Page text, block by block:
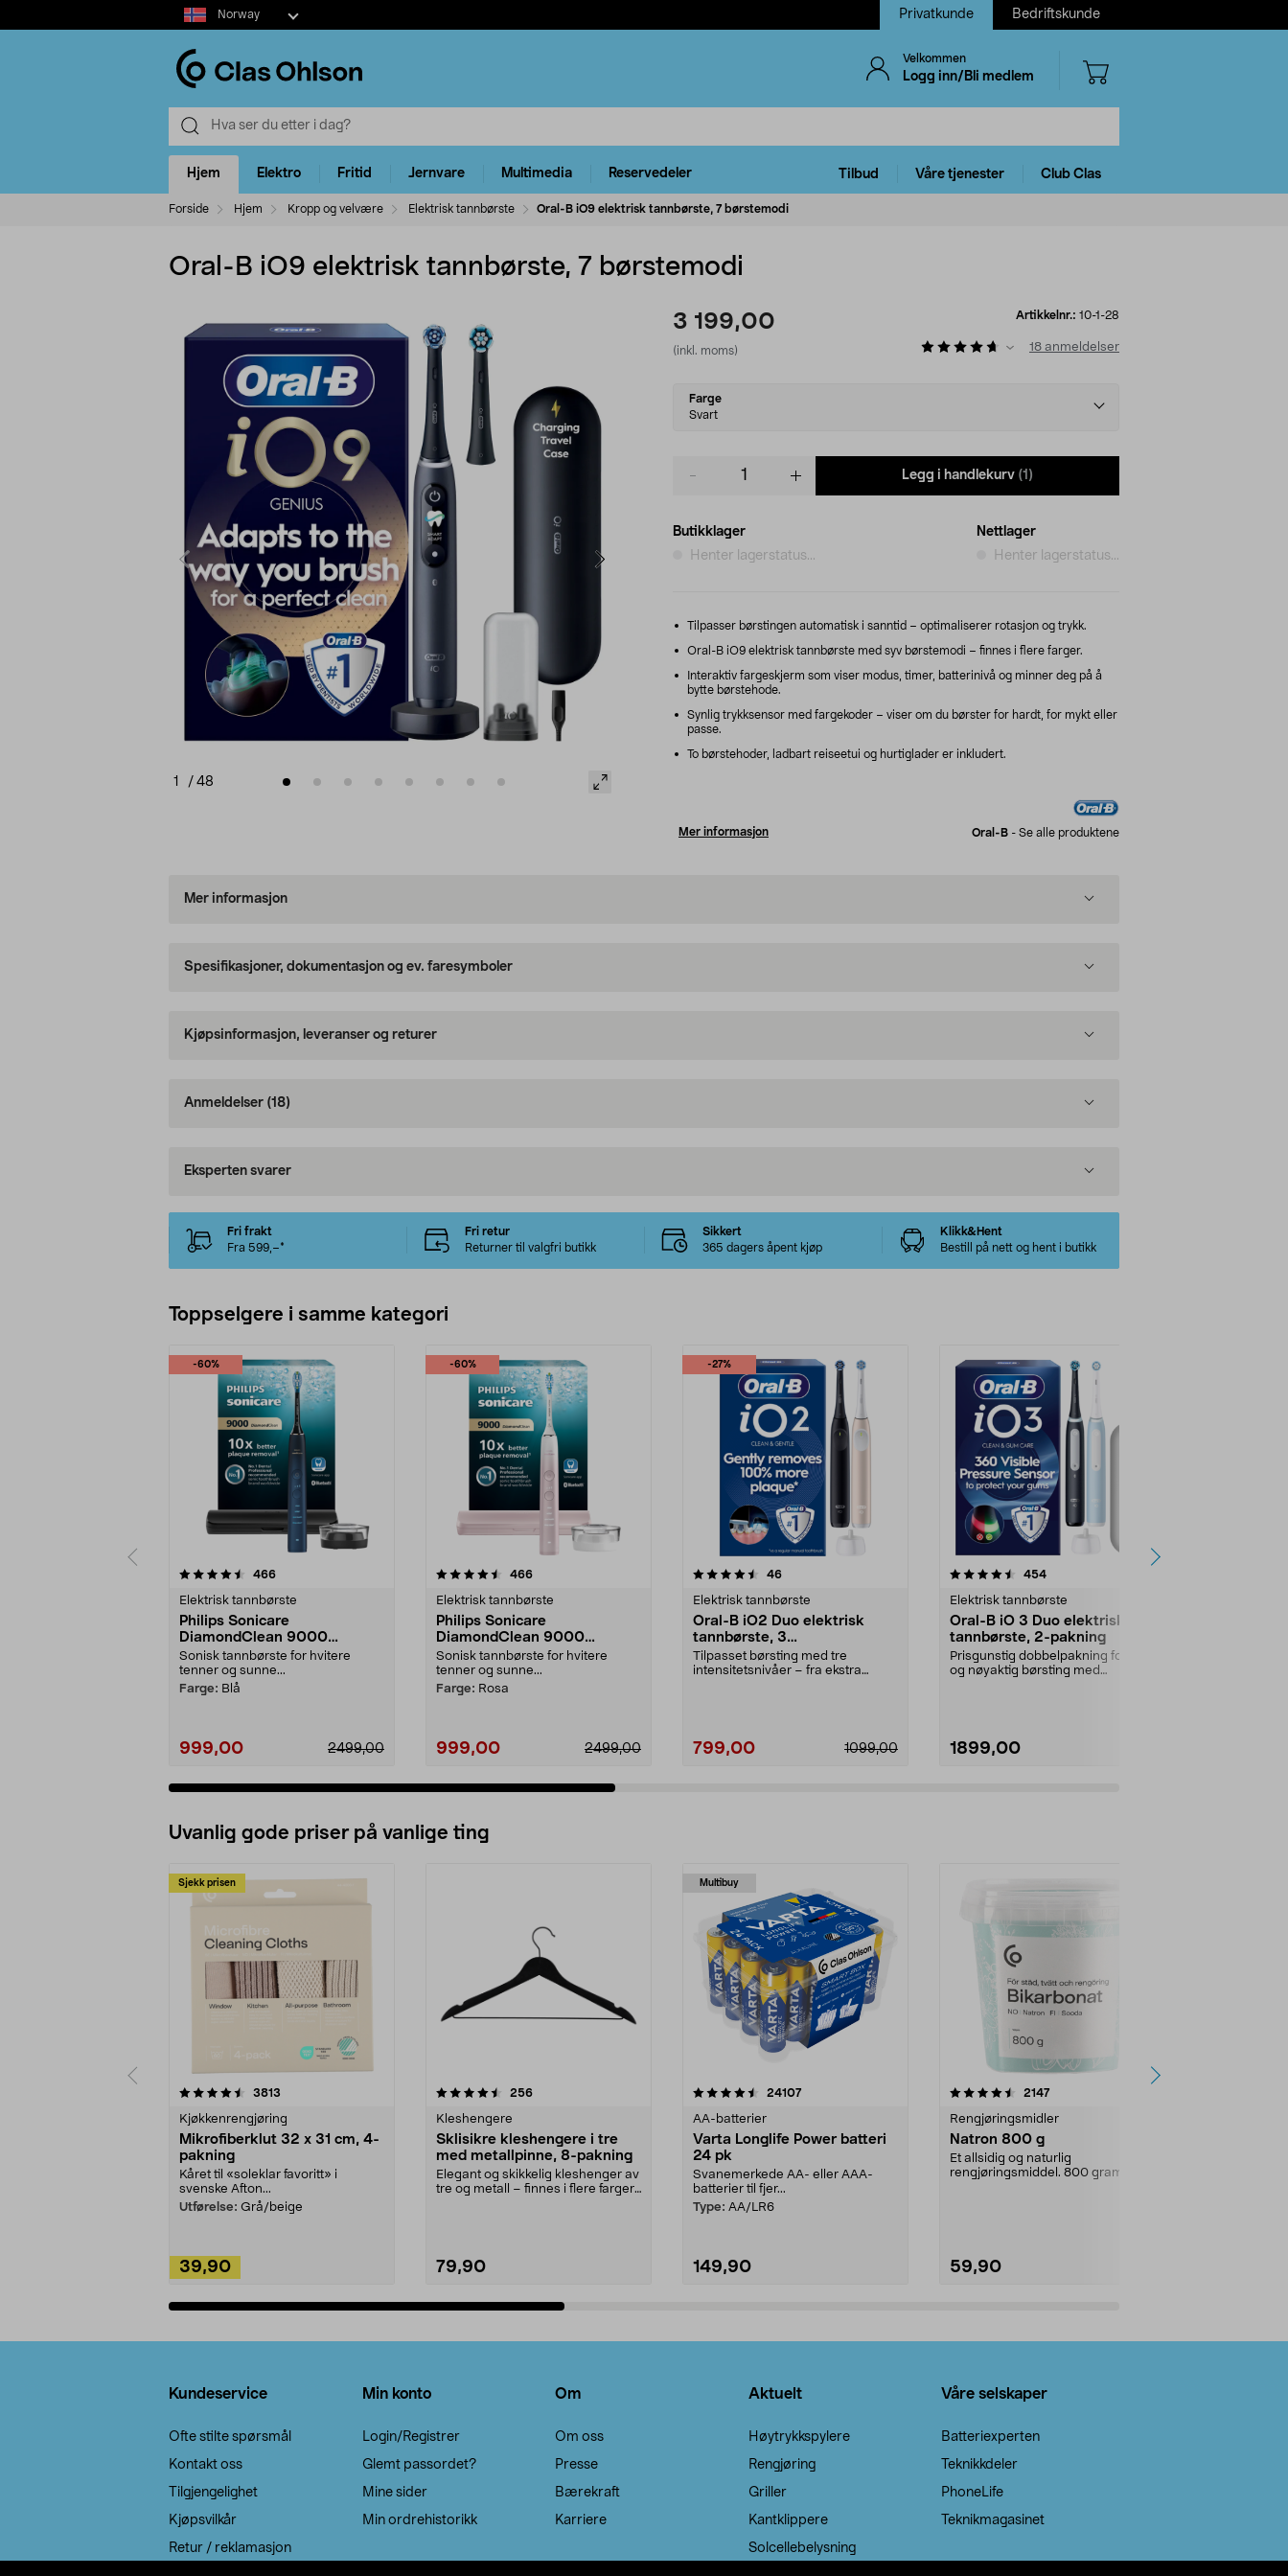
Select
market
Norway Privatkunde Bedriftskunde
Velkommen
Logg inn/Bli medlem
Hjem Elektro Fritid Jernvare Multimedia Reservedeler Tilbud Våre tjenester Club Clas
Forside Hjem Kropp og velvære Elektrisk tannbørste Oral-B iO9 elektrisk tannbørste, 7 børstemodi
Oral-B iO9 elektrisk tannbørste, 7 børstemodi
1 / 48
3 199,00
(inkl. moms)
Artikkelnr.: 10-1-28
18 anmeldelser
Select
variant
Farge
Svart
Legg i handlekurv (1)
Butikklager
Henter lagerstatus...
Nettlager
Henter lagerstatus...
Tilpasser børstingen automatisk i sanntid – optimaliserer rotasjon og trykk.
Oral-B iO9 elektrisk tannbørste med syv børstemodi – finnes i flere farger.
Interaktiv fargeskjerm som viser modus, timer, batterinivå og minner deg på å
bytte børstehode.
Synlig trykksensor med fargekoder – viser om du børster for hardt, for mykt eller
passe.
To børstehoder, ladbart reiseetui og hurtiglader er inkludert.
Mer informasjon Oral-B - Se alle produktene
Mer informasjon
Spesifikasjoner, dokumentasjon og ev. faresymboler
Kjøpsinformasjon, leveranser og returer
Anmeldelser (18)
Eksperten svarer
Fri frakt
Fra 599,–*
Fri retur
Returner til valgfri butikk
Sikkert
365 dagers åpent kjøp
Klikk&Hent
Bestill på nett og hent i butikk
Toppselgere i samme kategori
-60%
466anmeldelser
Elektrisk tannbørste
Philips Sonicare
DiamondClean 9000
elektrisk tannbørste, Special
Edition
Sonisk tannbørste for hvitere
tenner og sunne...
Farge: Blå
999,00 2499,00
-60%
4.5 av 5 stjerner 466anmeldelser
Elektrisk tannbørste
Philips Sonicare
DiamondClean 9000
elektrisk tannbørste, Special
Edition
Sonisk tannbørste for hvitere
tenner og sunne...
Farge: Rosa
999,00 2499,00
-27%
4.5 av 5 stjerner 46anmeldelser
Elektrisk tannbørste
Oral-B iO2 Duo elektrisk
tannbørste, 3
børstemoduser, 2-pakning
Tilpasset børsting med tre
intensitetsnivåer – fra ekstra
799,00 1099,00
4.5 av 5 stjerner 454anmeldelser
Elektrisk tannbørste
Oral-B iO 3 Duo elektrisk
tannbørste, 2-pakning
Prisgunstig dobbelpakning for mild
og nøyaktig børsting med
1899,00
4.5 av 5 stjerner
Uvanlig gode priser på vanlige ting
Sjekk prisen
3813
Kjøkkenrengjøring
Mikrofiberklut 32 x 31 cm, 4-
pakning
Kåret til «soleklar favoritt» i
svenske Afton...
Utførelse: Grå/beige
39,90
4.5av 5 stjerner 256anmeldelser
Kleshengere
Sklisikre kleshengere i tre
med metallpinne, 8-pakning
Elegant og skikkelig kleshenger av
tre og metall – finnes i flere farger.
79,90
Multibuy
4.5av 5 stjerner 24107anmeldelser
AA-batterier
Varta Longlife Power batteri
24 pk
Svanemerkede AA- eller AAA-
batterier til fjer...
Type: AA/LR6
149,90
4.5av 5 stjerner 2147anmeldelser
Rengjøringsmidler
Natron 800 g
Et allsidig og naturlig
rengjøringsmiddel. 800 gram
59,90
4.0av 5 stjerner
Kundeservice
Ofte stilte spørsmål
Kontakt oss
Tilgjengelighet
Kjøpsvilkår
Retur / reklamasjon
Min konto
Login/Registrer
Glemt passordet?
Mine sider
Min ordrehistorikk
Om
Om oss
Presse
Bærekraft
Karriere
Aktuelt
Høytrykkspylere
Rengjøring
Griller
Kantklippere
Solcellebelysning
Våre selskaper
Batteriexperten
Teknikkdeler
PhoneLife
Teknikmagasinet